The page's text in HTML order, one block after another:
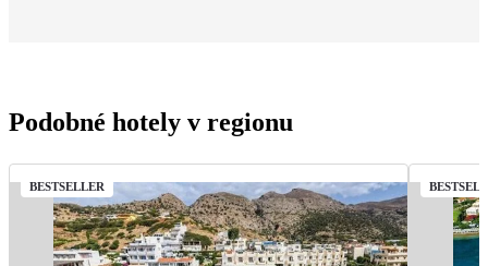
Podobné hotely v regionu
BESTSELLER